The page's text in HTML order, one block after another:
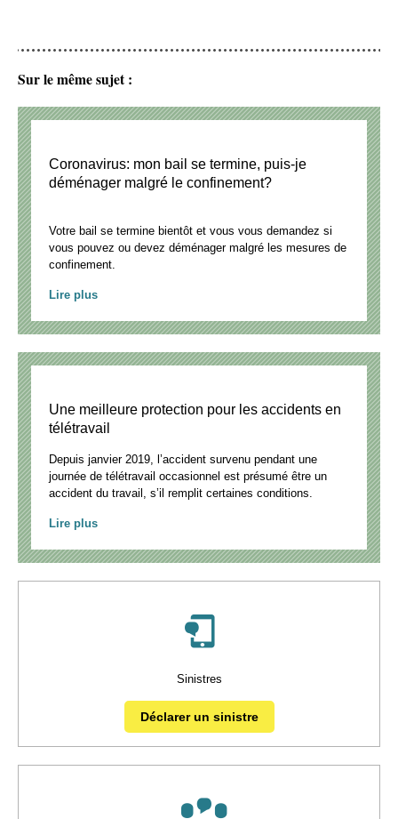
Sur le même sujet :
Coronavirus: mon bail se termine, puis-je
déménager malgré le confinement?
Votre bail se termine bientôt et vous vous demandez si
vous pouvez ou devez déménager malgré les mesures de
confinement.
Lire plus
Une meilleure protection pour les accidents en
télétravail
Depuis janvier 2019, l’accident survenu pendant une
journée de télétravail occasionnel est présumé être un
accident du travail, s’il remplit certaines conditions.
Lire plus
Sinistres
Déclarer un sinistre